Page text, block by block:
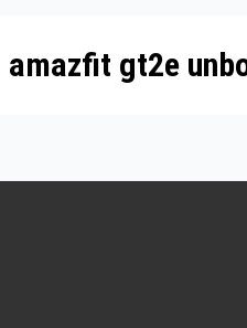
amazfit gt2e